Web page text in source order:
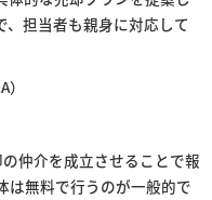
担当者も親身に対応して
仲介を成立させることで報
は無料で行うのが一般的で